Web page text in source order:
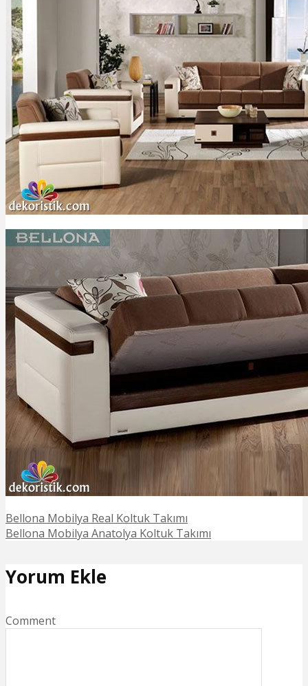
Bellona Mobilya Real Koltuk Takımı
Bellona Mobilya Anatolya Koltuk Takımı
Yorum Ekle
Comment